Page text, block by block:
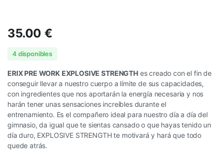
35.00€
4 disponibles
ERIX PRE WORK EXPLOSIVE STRENGTHes creado con el fin de
conseguir llevar a nuestro cuerpo a límite de sus capacidades,
con ingredientes que nos aportarán la energía necesaria y nos
harán tener unas sensaciones increíbles durante el
entrenamiento. Es el compañero ideal para nuestro día a día del
gimnasio, da igual que te sientas cansado o que hayas tenido un
día duro, EXPLOSIVE STRENGTH te motivará y hará que todo
quede atrás.